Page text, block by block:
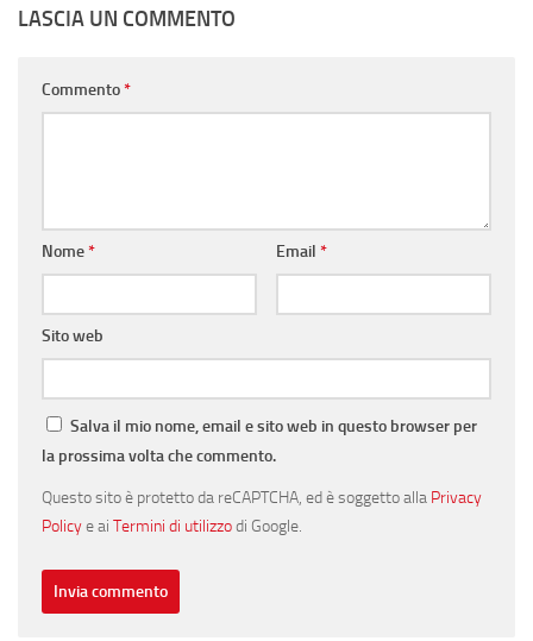
LASCIA UN COMMENTO
Commento*
Nome* Email *
Sito web
Salva il mio nome, email e sito web in questo browser per
la prossima volta che commento.
Questo sito è protetto da reCAPTCHA, ed è soggetto alla Privacy
Policye ai Termini di utilizzodi Google.